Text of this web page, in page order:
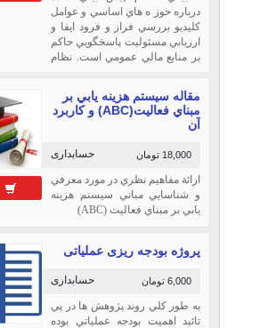
درباره حوز ه هاي اساسي و عوامل
كليديو بررسي فراز و فرود ايفا و
ارزيابي مسئوليت پاسخگويي حاكم
بر منابع مالي عمومي است. نظام
قوانين محاسبات عمومي صد سال
گذشته به منظور تحليل
مقاله سيستم هزينه يابي بر
مبناي فعاليت(ABC) و كاربرد
آن
حسابداری 18,000 تومان
ارائة مفاهيم نظري در مورد معرفي
و شناسايي مباني سيستم هزينه
يابي بر مبناي فعاليت (ABC)
پروژه بودجه ریزی عملیاتی
حسابداری 6,000 تومان
به طور کلي روند پژوهش ها در پي
تائيد اهميت بودجه عملياتي بوده